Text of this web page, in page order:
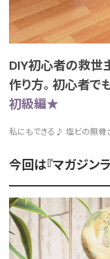
DIY初心者の救世
作り方。 初心者で
初級編★
私にもできる♪ 塩ビの無骨
今回は『マガジンラ